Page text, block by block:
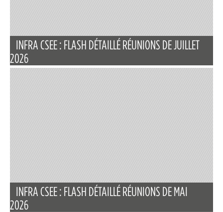
INFRA CSEE : FLASH DÉTAILLÉ RÉUNIONS DE JUILLET
2026
INFRA CSEE : FLASH DÉTAILLÉ RÉUNIONS DE MAI
2026